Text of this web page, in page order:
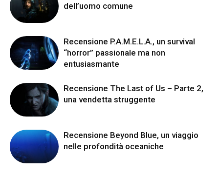
dell’uomo comune
Recensione P.A.M.E.L.A., un survival
“horror” passionale ma non
entusiasmante
Recensione The Last of Us – Parte 2,
una vendetta struggente
Recensione Beyond Blue, un viaggio
nelle profondità oceaniche